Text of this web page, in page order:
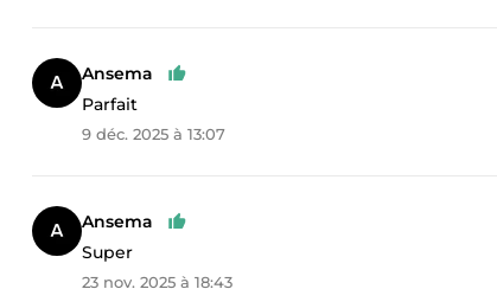
Ansema
Parfait
9 déc. 2025 à 13:07
Ansema
Super
23 nov. 2025 à 18:43